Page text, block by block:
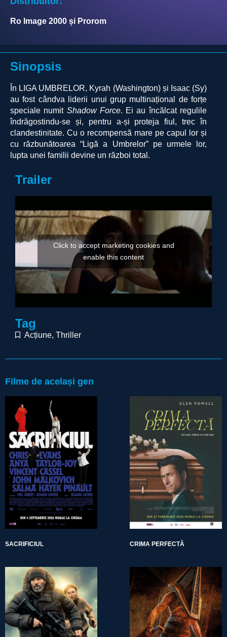
Ro Image 2000 și Prorom
Sinopsis
În LIGA UMBRELOR, Kyrah (Washington) și Isaac (Sy)
au fost cândva liderii unui grup multinațional de forțe
speciale numit Shadow Force. Ei au încălcat regulile
îndrăgostindu-se și, pentru a-și proteja fiul, trec în
clandestinitate. Cu o recompensă mare pe capul lor și
cu răzbunătoarea“Ligă a Umbrelor” pe urmele lor,
lupta unei familii devine un război total.
Trailer
Click to accept marketing cookies and
enable this content
Tag
Acțiune, Thriller
Filme de același gen
SACRIFICIUL CRIMA PERFECTĂ